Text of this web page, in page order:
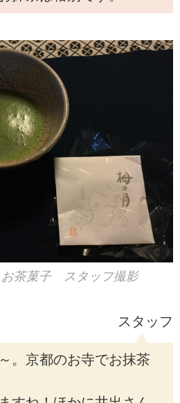
お茶菓子 スタッフ撮影
スタッフ
。京都のお寺でお抹茶